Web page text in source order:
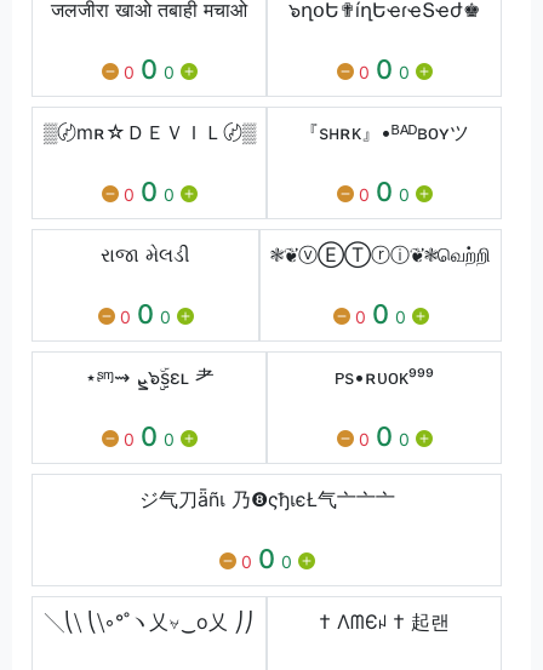
जलजीरा खाओ तबाही मचाओ
0 0 0
๖ղօԵ✟íղԵҽɾҽՏҽժ♚
0 0 0
▒〄mʀ☆ＤＥＶＩＬ〄▒
0 0 0
『sʜʀᴋ』•ᴮᴬᴰʙᴏʏツ
0 0 0
રાજા મેલડી
0 0 0
❃❦ⓥⒺⓉⓡⓘ❦❃வெற்றி
0 0 0
⋆ᶳᶬ⇝ ܨ๖ۣۣۜsɛʟ 耂
0 0 0
ᴘsㅤ•ㅤʀᴜᴏᴋ⁹⁹⁹
0 0 0
ジ气刀ǟñเ 乃❽ςђเєŁ气亠亠亠
0 0 0
╲⎝⧹ ⎝⧹◦°˚ヽ乂⍱‿o乂 ⎠⎠ † ΛᗰЄꈤ † 起랜